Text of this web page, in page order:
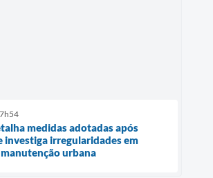
medidas adotadas após
investiga irregularidades em
urbana